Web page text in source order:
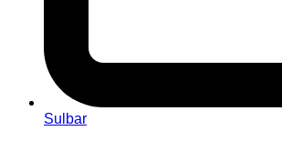
Sulbar